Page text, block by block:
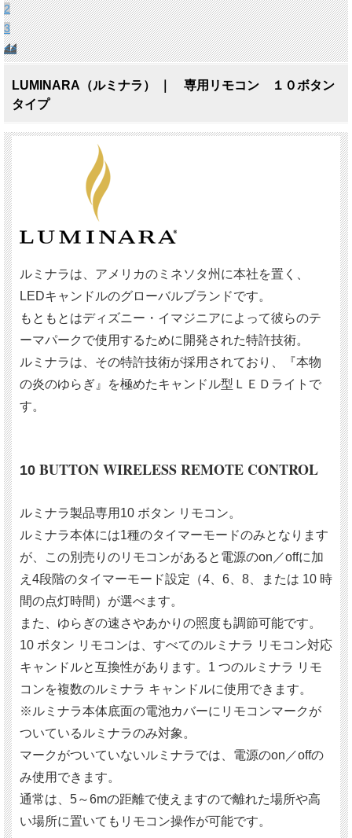
2
3
<>
LUMINARA（ルミナラ） ｜ 専用リモコン １０ボタン
タイプ
ルミナラは、アメリカのミネソタ州に本社を置く、
LEDキャンドルのグローバルブランドです。
もともとはディズニー・イマジニアによって彼らのテ
ーマパークで使用するために開発された特許技術。
ルミナラは、その特許技術が採用されており、『本物
の炎のゆらぎ』を極めたキャンドル型ＬＥＤライトで
す。
10 BUTTON WIRELESS REMOTE CONTROL
ルミナラ製品専用10 ボタン リモコン。
ルミナラ本体には1種のタイマーモードのみとなります
が、この別売りのリモコンがあると電源のon／offに加
え4段階のタイマーモード設定（4、6、8、または 10 時
間の点灯時間）が選べます。
また、ゆらぎの速さやあかりの照度も調節可能です。
10 ボタン リモコンは、すべてのルミナラ リモコン対応
キャンドルと互換性があります。1 つのルミナラ リモ
コンを複数のルミナラ キャンドルに使用できます。
※ルミナラ本体底面の電池カバーにリモコンマークが
ついているルミナラのみ対象。
マークがついていないルミナラでは、電源のon／offの
み使用できます。
通常は、5～6mの距離で使えますので離れた場所や高
い場所に置いてもリモコン操作が可能です。